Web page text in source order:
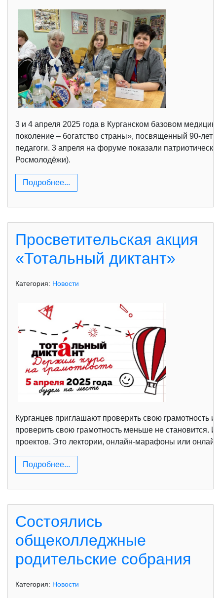
3 и 4 апреля 2025 года в Курганском базовом
поколение – богатство страны», посвященный 90-
педагоги. 3 апреля на форуме показали
Росмолодёжи).
Подробнее...
Просветительская акция
«Тотальный диктант»
Категория: Новости
Курганцев приглашают проверить свою грамотность
проверить свою грамотность меньше не становится. И
проектов. Это лектории, онлайн-марафоны или
Подробнее...
Состоялись
общеколледжные
родительские собрания
Категория: Новости